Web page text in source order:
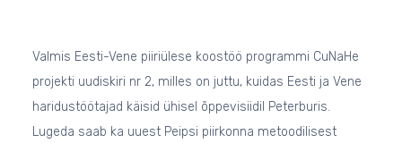
Valmis Eesti-Vene piiriülese koostöö programmi CuNaHe
projekti uudiskiri nr 2, milles on juttu, kuidas Eesti ja Vene
haridustöötajad käisid ühisel õppevisiidil Peterburis.
Lugeda saab ka uuest Peipsi piirkonna metoodilisest